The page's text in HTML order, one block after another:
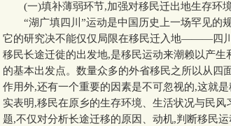
(一)填补薄弱环节,加强对移民迁出地生存环
“湖广填四川”运动是中国历史上一场罕见的
它的研究决不能仅仅局限在移民迁入地———四
移民长途迁徙的出发地,是移民运动来潮赖以产
的基本出发点。数量众多的外省移民之所以从四
作用外,还有一个重要的因素是不可忽视的,这就
实表明,移民在原乡的生存环境、生活状况与民
题,不仅对分析长途迁移的原因、动机,判断移民